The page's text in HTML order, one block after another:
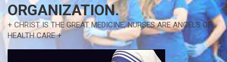
ORGANIZATION.
+ CHRIST IS THE GREAT MEDICINE, NURSES ARE ANGELS OF
HEALTH CARE +